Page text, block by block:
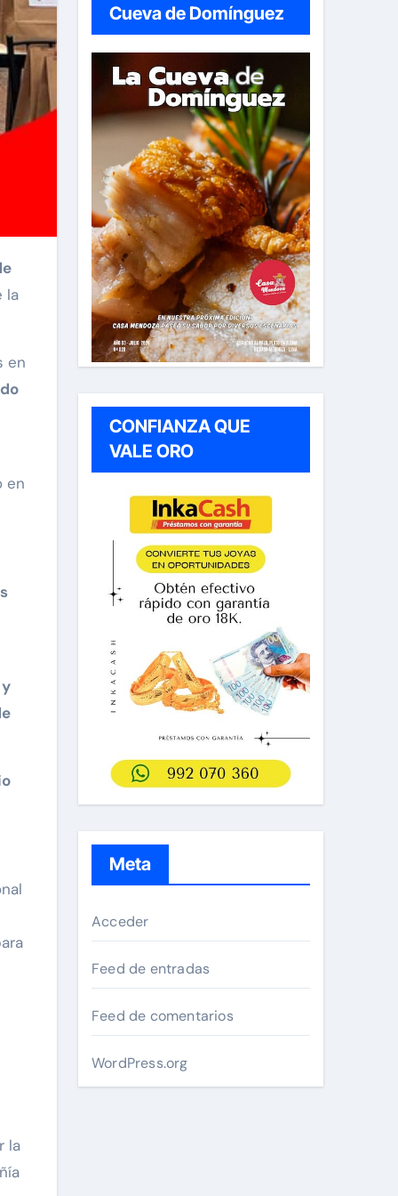
la
en
en
la
Cueva de Domínguez
CONFIANZA QUE
VALE ORO
Meta
Acceder
Feed de entradas
Feed de comentarios
WordPress.org